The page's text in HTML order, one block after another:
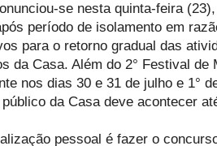
se nesta quinta-feira
período de isolamento em
para o retorno gradual das
da Casa. Além do 2° Festival de
nos dias 30 e 31 de julho e 1°
da Casa deve acontecer
pessoal é fazer o